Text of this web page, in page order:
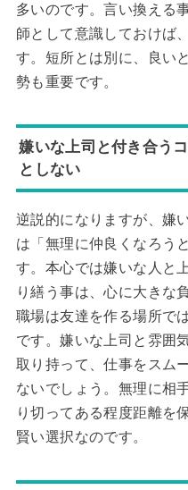
多いのです。言い換える
師として意識しておけば
す。短所とは別に、良い
勢も重要です。
嫌いな上司と付き合う
としない
逆説的になりますが、嫌
は「無理に仲良くなろう
す。本心では嫌いな人と
り繕う事は、心に大きな
職場は友達を作る場所で
です。嫌いな上司と雰囲
取り持って、仕事をスム
ないでしょう。無理に相
り切ってある程度距離を
賢い選択なのです。